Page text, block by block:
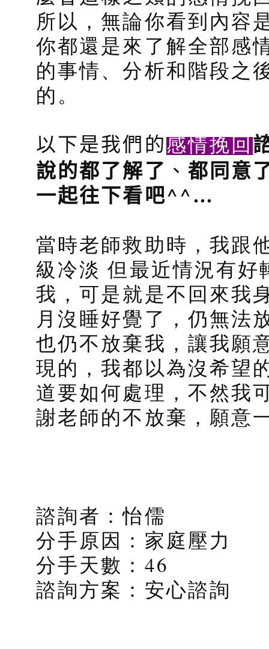
所以，無論你看到內容
你都還是來了解全部感
的事情、分析和階段之
的。
以下是我們的感情挽回
說的都了解了 、 都同意
一起往下看吧^^…
當時老師救助時，我跟
級冷淡 但最近情況有
我，可是就是不回來我
月沒睡好覺了，仍無法
也仍不放棄我，讓我願
現的，我都以為沒希望
道要如何處理，不然我
謝老師的不放棄，願意
諮詢者：怡儒
分手原因：家庭壓力
分手天數：46
諮詢方案：安心諮詢